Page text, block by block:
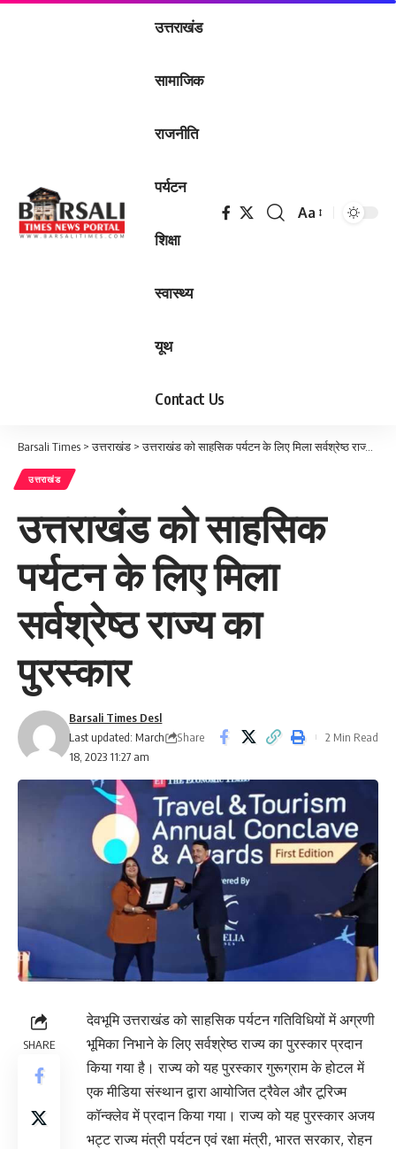
उत्तराखंड
सामाजिक
राजनीति
पर्यटन
शिक्षा
स्वास्थ्य
यूथ
Contact Us
Font
Aa
Barsali Times >उत्तराखंड >उत्तराखंड को साहसिक पर्यटन के लिए मिला सर्वश्रेष्ठ राज्य का पुरस्कार
उत्तराखंड
उत्तराखंड को साहसिक
पर्यटन के लिए मिला
सर्वश्रेष्ठ राज्य का
पुरस्कार
Last updated: March
18, 2023 11:27 am
Barsali Times Desl
Share
2 Min Read
SHARE
देवभूमि उत्तराखंड को साहसिक पर्यटन गतिविधियों में अग्रणी
भूमिका निभाने के लिए सर्वश्रेष्ठ राज्य का पुरस्कार प्रदान
किया गया है। राज्य को यह पुरस्कार गुरूग्राम के होटल में
एक मीडिया संस्थान द्वारा आयोजित ट्रैवेल और टूरिज्म
कॉन्क्लेव में प्रदान किया गया। राज्य को यह पुरस्कार अजय
भट्ट राज्य मंत्री पर्यटन एवं रक्षा मंत्री, भारत सरकार, रोहन